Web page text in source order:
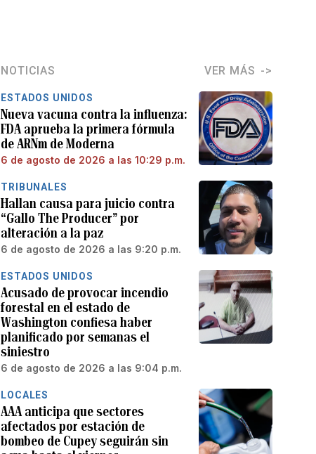
NOTICIAS VER MÁS
ESTADOS UNIDOS
Nueva vacuna contra la influenza:
FDA aprueba la primera fórmula
de ARNm de Moderna
6 de agosto de 2026 a las 10:29 p.m.
TRIBUNALES
Hallan causa para juicio contra
“Gallo The Producer” por
alteración a la paz
6 de agosto de 2026 a las 9:20 p.m.
ESTADOS UNIDOS
Acusado de provocar incendio
forestal en el estado de
Washington confiesa haber
planificado por semanas el
siniestro
6 de agosto de 2026 a las 9:04 p.m.
LOCALES
AAA anticipa que sectores
afectados por estación de
bombeo de Cupey seguirán sin